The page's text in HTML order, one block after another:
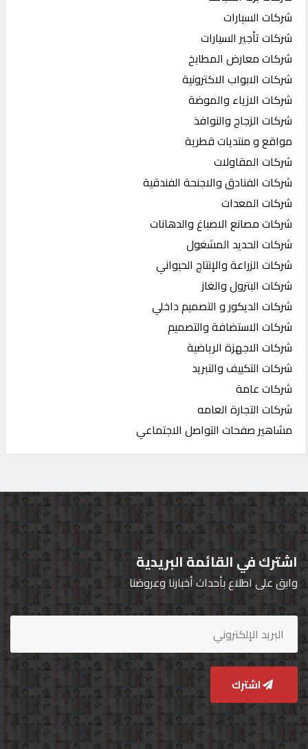
شركات السيارات
شركات تأجير السيارات
شركات معارض المطابخ
شركات الابواب الاكترونية
شركات الازياء والموضة
شركات الزجاج والنوافذ
مواقع و منتديات قطرية
شركات المقاولات
شركات الفنادق والاجنحة الفندقية
شركات المعدات
شركات مصانع الاصباغ والدهانات
شركات الحديد المشغول
شركات الزراعة والإنتاج الحيواني
شركات البترول والغاز
شركات الديكور و التصميم داخلي
شركات الاستضافة والتصميم
شركات الاجهزة الرياضية
شركات التكييف والتبريد
شركات عامة
شركات التجارة العامه
مشاهير صفحات التواصل الاجتماعي
اشترك في القائمة البريدية
وابق على اطلاع بأحداث أخبارنا وعروضنا
اشترك